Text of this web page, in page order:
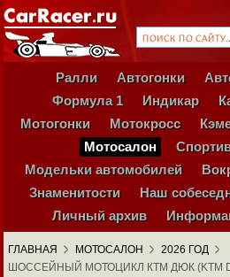
Ралли Автогонки
Формула 1
Индикар
Мотогонки
Мотокросс
Мотосалон
Модельки автомобилей
Знаменитости
Наш
Личный архив
ГЛАВНАЯ МОТОСАЛОН
2026 ГОД
ШОССЕЙНЫЙ МОТОЦИКЛ КТМ ДЮК (KTM